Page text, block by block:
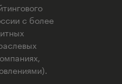
с более